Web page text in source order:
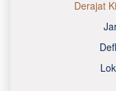
Derajat